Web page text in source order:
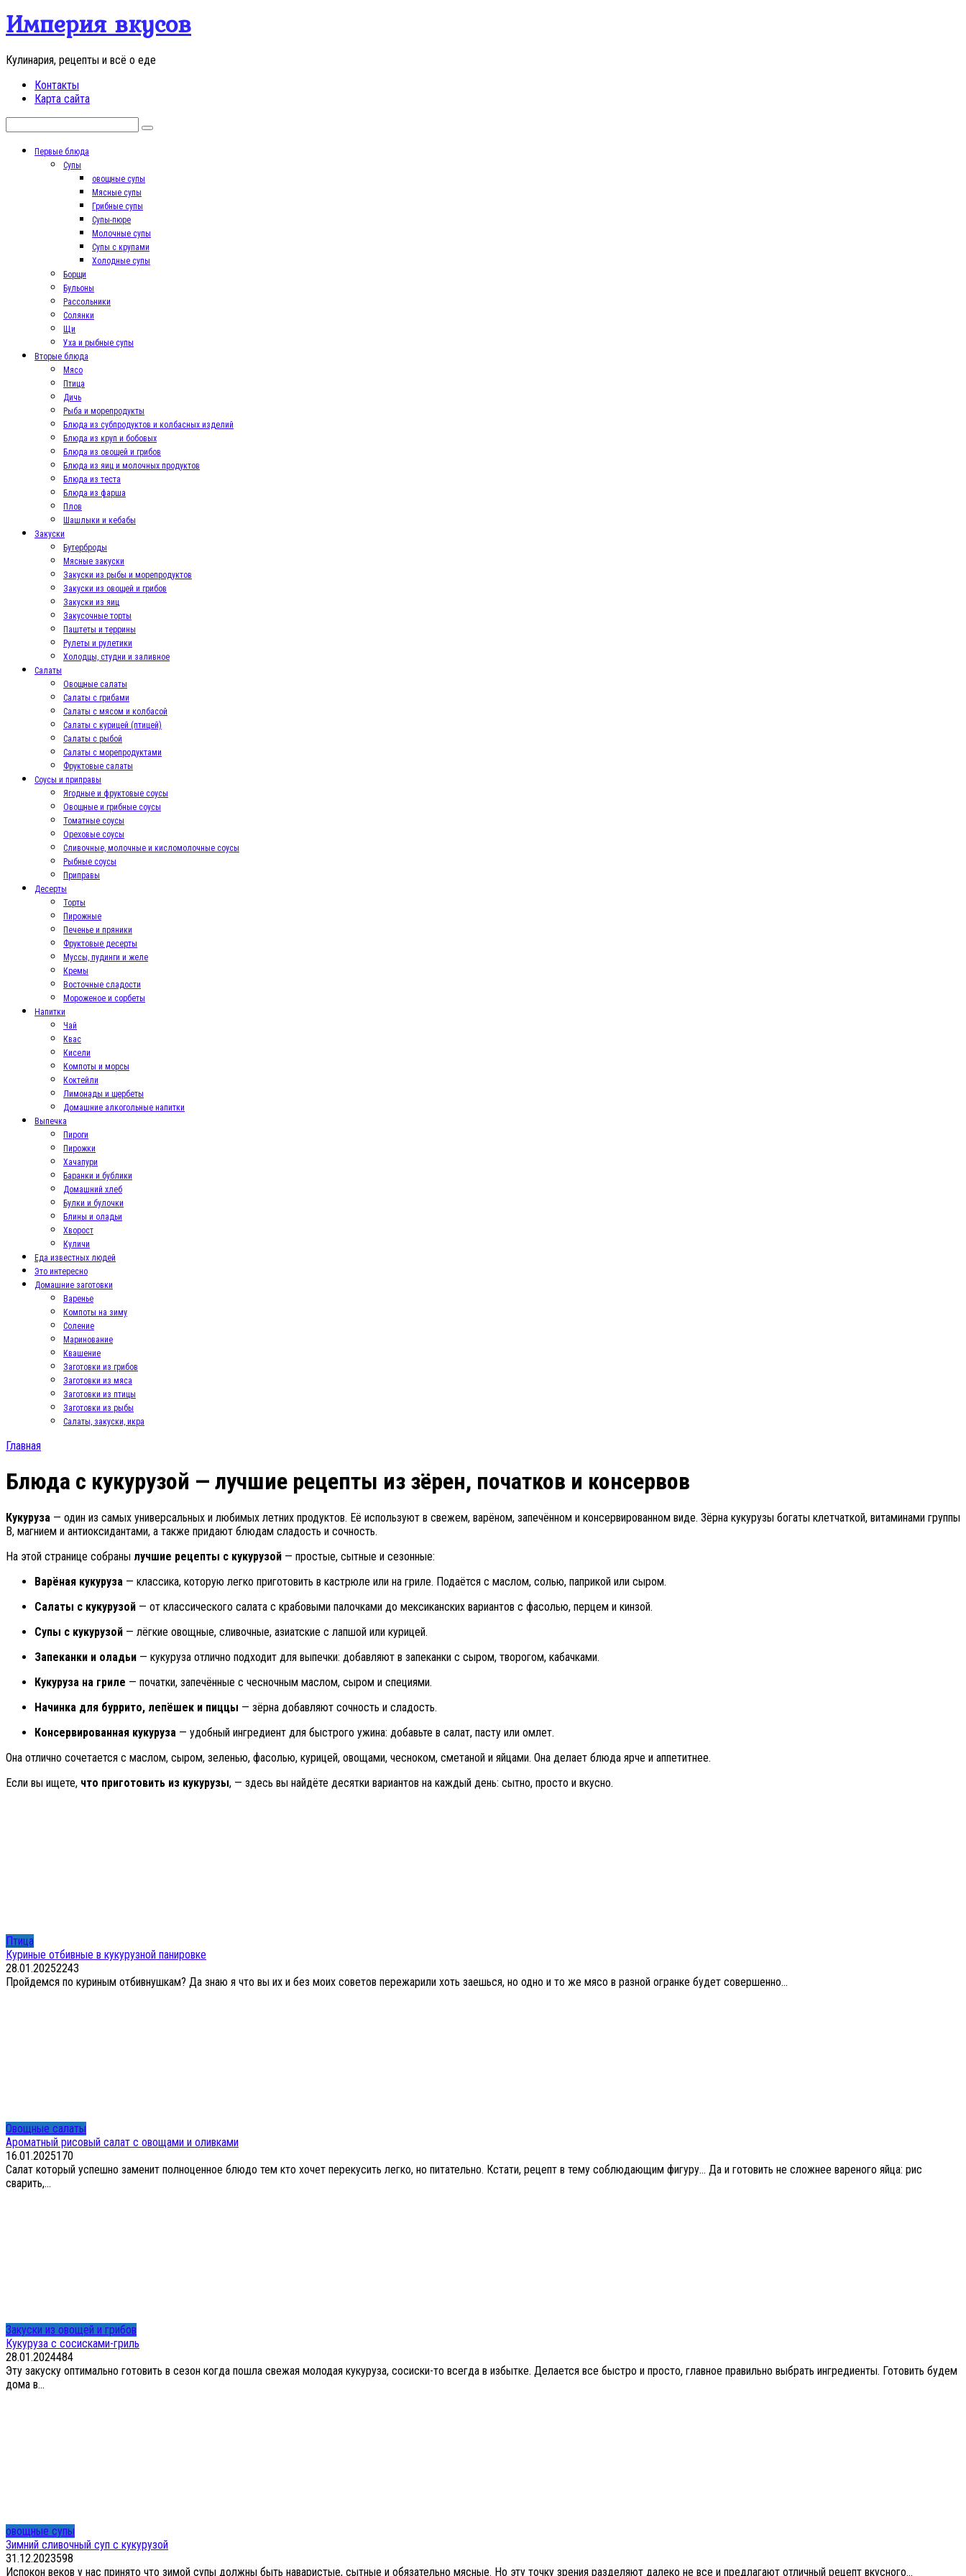
Перейти
контенту
Империя вкусов
Кулинария, рецепты и всё о еде
Контакты
Карта сайта
Первые блюда
Супы
овощные супы
Мясные супы
Грибные супы
Супы-пюре
Молочные супы
Супы с крупами
Холодные супы
Борщи
Бульоны
Рассольники
Солянки
Щи
Уха и рыбные супы
Вторые блюда
Мясо
Птица
Дичь
Рыба и морепродукты
Блюда из субпродуктов и колбасных изделий
Блюда из круп и бобовых
Блюда из овощей и грибов
Блюда из яиц и молочных продуктов
Блюда из теста
Блюда из фарша
Плов
Шашлыки и кебабы
Закуски
Бутерброды
Мясные закуски
Закуски из рыбы и морепродуктов
Закуски из овощей и грибов
Закуски из яиц
Закусочные торты
Паштеты и террины
Рулеты и рулетики
Холодцы, студни и заливное
Салаты
Овощные салаты
Салаты с грибами
Салаты с мясом и колбасой
Салаты с курицей (птицей)
Салаты с рыбой
Салаты с морепродуктами
Фруктовые салаты
Соусы и приправы
Ягодные и фруктовые соусы
Овощные и грибные соусы
Томатные соусы
Ореховые соусы
Сливочные, молочные и кисломолочные соусы
Рыбные соусы
Приправы
Десерты
Торты
Пирожные
Печенье и пряники
Фруктовые десерты
Муссы, пудинги и желе
Кремы
Восточные сладости
Мороженое и сорбеты
Напитки
Чай
Квас
Кисели
Компоты и морсы
Коктейли
Лимонады и щербеты
Домашние алкогольные напитки
Выпечка
Пироги
Пирожки
Хачапури
Баранки и бублики
Домашний хлеб
Булки и булочки
Блины и оладьи
Хворост
Куличи
Еда известных людей
Это интересно
Домашние заготовки
Варенье
Компоты на зиму
Соление
Маринование
Квашение
Заготовки из грибов
Заготовки из мяса
Заготовки из птицы
Заготовки из рыбы
Салаты, закуски, икра
Главная
Блюда с кукурузой — лучшие рецепты из зёрен, початков и консервов
Кукуруза — один из самых универсальных и любимых летних продуктов. Её используют в свежем, варёном, запечённом и консервированном виде. Зёрна кукурузы богаты клетчаткой, витаминами группы
B, магнием и антиоксидантами, а также придают блюдам сладость и сочность.
На этой странице собраны лучшие рецепты с кукурузой — простые, сытные и сезонные:
Варёная кукуруза — классика, которую легко приготовить в кастрюле или на гриле. Подаётся с маслом, солью, паприкой или сыром.
Салаты с кукурузой — от классического салата с крабовыми палочками до мексиканских вариантов с фасолью, перцем и кинзой.
Супы с кукурузой — лёгкие овощные, сливочные, азиатские с лапшой или курицей.
Запеканки и оладьи — кукуруза отлично подходит для выпечки: добавляют в запеканки с сыром, творогом, кабачками.
Кукуруза на гриле — початки, запечённые с чесночным маслом, сыром и специями.
Начинка для буррито, лепёшек и пиццы — зёрна добавляют сочность и сладость.
Консервированная кукуруза — удобный ингредиент для быстрого ужина: добавьте в салат, пасту или омлет.
Она отлично сочетается с маслом, сыром, зеленью, фасолью, курицей, овощами, чесноком, сметаной и яйцами. Она делает блюда ярче и аппетитнее.
Если вы ищете, что приготовить из кукурузы, — здесь вы найдёте десятки вариантов на каждый день: сытно, просто и вкусно.
Птица
Куриные отбивные в кукурузной панировке
28.01.20252243
Пройдемся по куриным отбивнушкам? Да знаю я что вы их и без моих советов пережарили хоть заешься, но одно и то же мясо в разной огранке будет совершенно...
Овощные салаты
Ароматный рисовый салат с овощами и оливками
16.01.2025170
Салат который успешно заменит полноценное блюдо тем кто хочет перекусить легко, но питательно. Кстати, рецепт в тему соблюдающим фигуру… Да и готовить не сложнее вареного яйца: рис
сварить,...
Закуски из овощей и грибов
Кукуруза с сосисками-гриль
28.01.2024484
Эту закуску оптимально готовить в сезон когда пошла свежая молодая кукуруза, сосиски-то всегда в избытке. Делается все быстро и просто, главное правильно выбрать ингредиенты. Готовить будем
дома в...
овощные супы
Зимний сливочный суп с кукурузой
31.12.2023598
Испокон веков у нас принято что зимой супы должны быть наваристые, сытные и обязательно мясные. Но эту точку зрения разделяют далеко не все и предлагают отличный рецепт вкусного...